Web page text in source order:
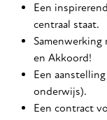
Een
centraal staat.
Samenwerking
en Akkoord!
Een
onderwijs).
Een contract